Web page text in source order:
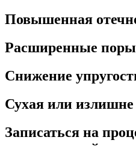
Повышенная
Расширенные поры
Снижение
Сухая или
Записаться на